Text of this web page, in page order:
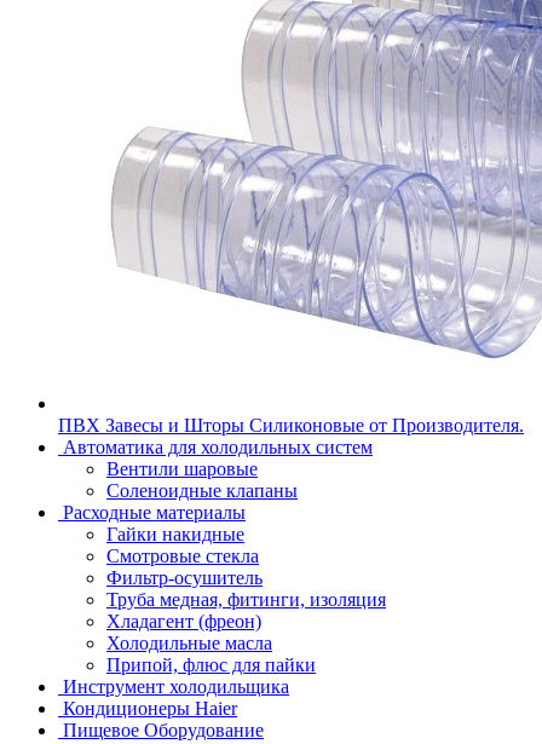
ПВХ Завесы и Шторы Силиконовые от Производителя.
Автоматика для холодильных систем
Вентили шаровые
Соленоидные клапаны
Расходные материалы
Гайки накидные
Смотровые стекла
Фильтр-осушитель
Труба медная, фитинги, изоляция
Хладагент (фреон)
Холодильные масла
Припой, флюс для пайки
Инструмент холодильщика
Кондиционеры Haier
Пищевое Оборудование